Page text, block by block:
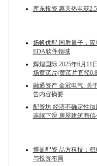
库东投资 惠天热电获
扬帆优配 国盾量子：
EDA软件领域
辉煌国际 2025年6月11
场黄芪片(黄芪片直径
融通资产 金冠电气: 关
告内容摘要
配资坊 经济不确定性
连续下滑 房屋建筑商
博盈配资 晶方科技：
与投资布局